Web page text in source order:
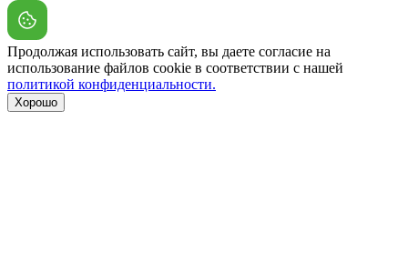
Продолжая использовать сайт, вы даете согласие на
использование файлов cookie в соответствии с нашей
политикой конфиденциальности.
Хорошо